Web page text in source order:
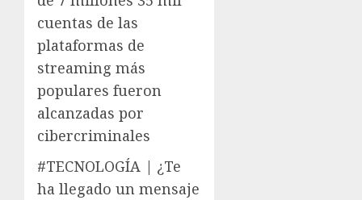
cuentas de las
plataformas de
streaming más
populares fueron
alcanzadas por
cibercriminales
#TECNOLOGÍA | ¿Te
ha llegado un mensaje